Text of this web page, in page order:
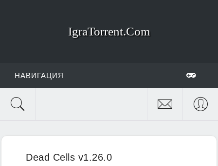
IgraTorrent.Com
НАВИГАЦИЯ
Dead Cells v1.26.0